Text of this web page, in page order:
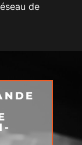
de